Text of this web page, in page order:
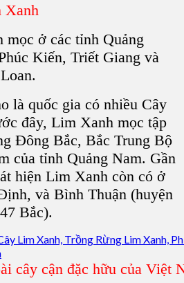
Xanh
mọc ở các tỉnh Quảng
Kiến, Triết Giang và
là quốc gia có nhiều Cây
đây, Lim Xanh mọc tập
Đông Bắc, Bắc Trung Bộ
của tỉnh Quảng Nam. Gần
hiện Lim Xanh còn có ở
và Bình Thuận (huyện
Bắc).
cây cận đặc hữu của Việt